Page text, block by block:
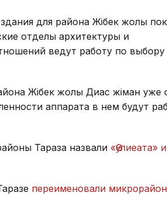
для района Жібек жолы
отделы архитектуры и
ведут работу по выбору
Жібек жолы Диас Әжіман уже
аппарата в нем будут
Тараза назвали «Әулиеата»
переименовали микрорайон